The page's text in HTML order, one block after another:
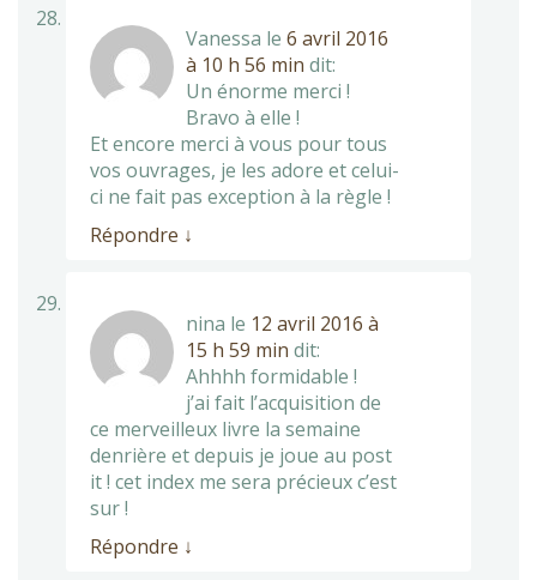
Vanessa le 6 avril 2016
à 10 h 56 min dit:
Un énorme merci !
Bravo à elle !
Et encore merci à vous pour tous
vos ouvrages, je les adore et celui-
ci ne fait pas exception à la règle !
Répondre ↓
nina le 12 avril 2016 à
15 h 59 min dit:
Ahhhh formidable !
j’ai fait l’acquisition de
ce merveilleux livre la semaine
denrière et depuis je joue au post
it ! cet index me sera précieux c’est
sur !
Répondre ↓